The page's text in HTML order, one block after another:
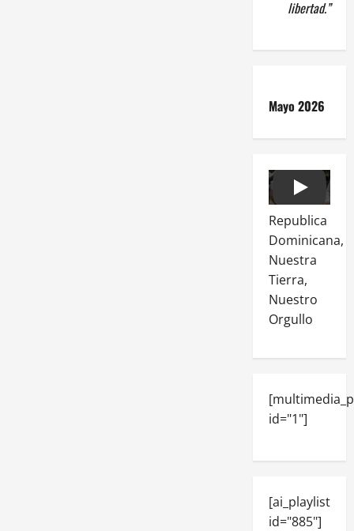
libertad.”
Mayo 2026
Play
Republica
Dominicana,
Nuestra
Tierra,
Nuestro
Orgullo
id="1"]
[ai_playlist
id="885"]